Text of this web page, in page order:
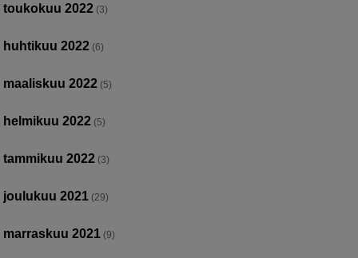
toukokuu 2022 (3)
huhtikuu 2022 (6)
maaliskuu 2022 (5)
helmikuu 2022 (5)
tammikuu 2022 (3)
joulukuu 2021 (29)
marraskuu 2021 (9)